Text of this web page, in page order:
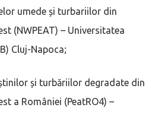
umede și turbariilor din
(NWPEAT) – Universitatea
Cluj-Napoca;
și turbăriilor degradate din
a României (PeatRO4) –